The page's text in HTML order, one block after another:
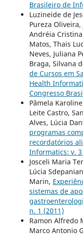
Brasileiro de
Luzineide de
Pureza
Andréia
Matos, Thais
Neves, Juliana
Braga, Silvana
de Cursos em
Health
Congresso
Pâmela
Leite Castro,
Alves, Lúcia
programas
recordatórios
Informatics: v.
Josceli Maria
Lúcia
Marin,
sistemas de
n. 1 (2011)
Ramon Alfredo
Marco Antonio